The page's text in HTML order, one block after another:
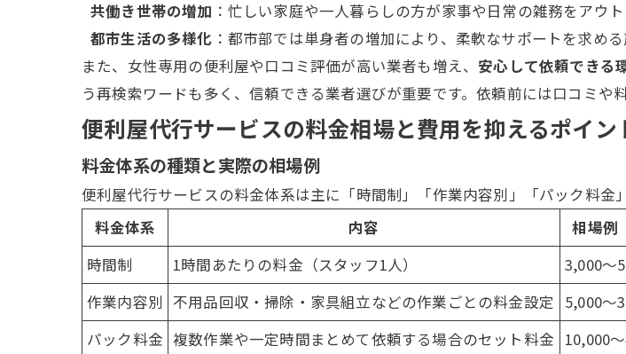
共働き世帯の増加 ：忙しい家庭や一人暮らしの方が家事や日常の雑務をアウ
都市生活の多様化 ：都市部では単身者の増加により、柔軟なサポートを求める
また、女性専用の便利屋や口コミ評価が高い業者も増え、 安心して依頼できる
う再検索ワードも多く、信頼できる業者選びが重要です。依頼前には口コミや
便利屋代行サービスの料金相場と費用を抑えるポイン
料金体系の種類と実際の相場例
便利屋代行サービスの料金体系は主に「時間制」「作業内容別」「パック料金
料金体系
内容
相場例
時間制
1時間あたりの料金（スタッフ1人）
3,000～
作業内容別 不用品回収 ・掃除 ・家具組立などの作業ごとの料金設定
5,000～
パック料金 複数作業や一定時間まとめて依頼する場合のセット料金 10,000